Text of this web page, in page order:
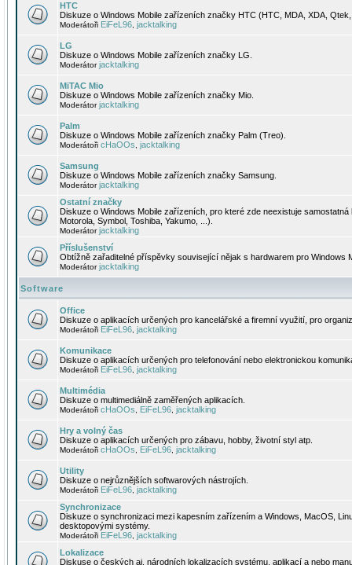
HTC
Diskuze o Windows Mobile zařízeních značky HTC (HTC, MDA, XDA,
Moderátoři EiFeL96 jacktalking
LG
Diskuze o Windows Mobile zařízeních značky LG.
Moderátorjacktalking
MiTAC Mio
Diskuze o Windows Mobile zařízeních značky Mio.
Moderátorjacktalking
Palm
Diskuze o Windows Mobile zařízeních značky Palm (Treo).
Moderátoři cHaOOs jacktalking
Samsung
Diskuze o Windows Mobile zařízeních značky Samsung.
Moderátorjacktalking
Ostatní značky
Diskuze o Windows Mobile zařízeních, pro které zde neexistuje
Motorola, Symbol, Toshiba, Yakumo, ...).
Moderátorjacktalking
Příslušenství
Obtížně zařaditelné příspěvky související nějak s hardwarem pro Windows
Moderátorjacktalking
Software
Office
Diskuze o aplikacích určených pro kancelářské a firemní využití, pro
Moderátoři EiFeL96 jacktalking
Komunikace
Diskuze o aplikacích určených pro telefonování nebo elektronickou
Moderátoři EiFeL96 jacktalking
Multimédia
Diskuze o multimediálně zaměřených aplikacích.
Moderátoři cHaOOs EiFeL96 jacktalking
Hry a volný čas
Diskuze o aplikacích určených pro zábavu, hobby, životní styl atp.
Moderátoři cHaOOs EiFeL96 jacktalking
Utility
Diskuze o nejrůznějších softwarových nástrojích.
Moderátoři EiFeL96 jacktalking
Synchronizace
Diskuze o synchronizaci mezi kapesním zařízením a Windows, MacOS,
desktopovými systémy.
Moderátoři EiFeL96 jacktalking
Lokalizace
Diskuse o českých aj. národních lokalizacích systému, aplikací a nebo